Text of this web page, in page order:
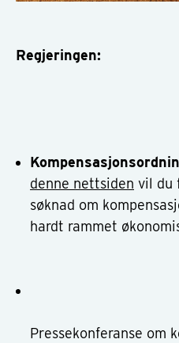
Regjeringen:
denne nettsiden vil du
søknad om
hardt rammet
Pressekonferanse om